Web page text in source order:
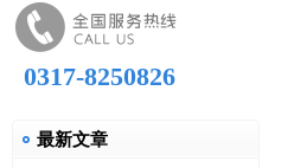
0317-8250826
最新文章